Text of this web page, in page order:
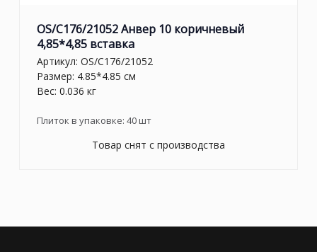
OS/C176/21052 Анвер 10 коричневый
4,85*4,85 вставка
Артикул: OS/C176/21052
Размер: 4.85*4.85 см
Вес: 0.036 кг
Плиток в упаковке: 40шт
Товар снят с производства